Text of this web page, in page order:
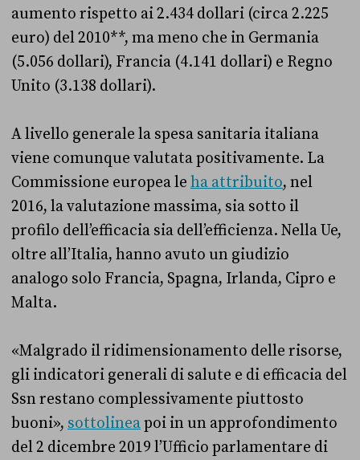
aumento rispetto ai 2.434 dollari (circa 2.225
euro) del 2010**, ma meno che in Germania
(5.056 dollari), Francia (4.141 dollari) e Regno
Unito (3.138 dollari).
A livello generale la spesa sanitaria italiana
viene comunque valutata positivamente. La
Commissione europea le ha attribuito, nel
2016, la valutazione massima, sia sotto il
profilo dell’efficacia sia dell’efficienza. Nella Ue,
oltre all’Italia, hanno avuto un giudizio
analogo solo Francia, Spagna, Irlanda, Cipro e
Malta.
«Malgrado il ridimensionamento delle risorse,
gli indicatori generali di salute e di efficacia del
Ssn restano complessivamente piuttosto
buoni», sottolineapoi in un approfondimento
del 2 dicembre 2019 l’Ufficio parlamentare di